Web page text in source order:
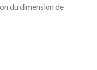
du dimension de